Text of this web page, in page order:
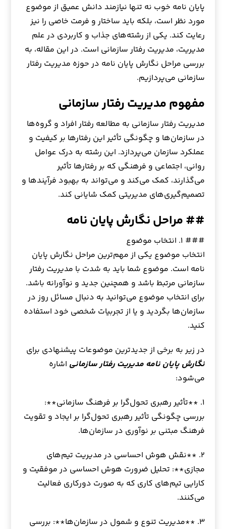
پایان نامه خوب نه تنها نیازمند دانش عمیق از موضوع
مورد نظر است، بلکه باید ساختار و فرمت خاصی را نیز
رعایت کند. یکی از رشته‌های جذاب و کاربردی در علم
مدیریت، مدیریت رفتار سازمانی است. در این مقاله، به
بررسی مراحل نگارش پایان نامه در حوزه مدیریت رفتار
سازمانی می‌پردازیم.
مفهوم مدیریت رفتار سازمانی
مدیریت رفتار سازمانی به مطالعه رفتار افراد و گروه‌ها
در سازمان‌ها و چگونگی تأثیر این رفتارها بر کیفیت و
عملکرد سازمان می‌پردازد. این رشته به درک عوامل
روانی، اجتماعی و فرهنگی که بر رفتارها تأثیر
می‌گذارند، کمک می‌کند و می‌تواند به بهبود فرآیندها و
تصمیم‌گیری‌های مدیریتی کمک شایانی کند.
## مراحل نگارش پایان نامه
### ۱. انتخاب موضوع
انتخاب موضوع یکی از مهم‌ترین مراحل نگارش پایان
نامه است. موضوع شما باید به شدت با مدیریت رفتار
سازمانی مرتبط باشد و همچنین جدید و نوآورانه باشد.
برای انتخاب موضوع می‌توانید به دنبال مسائل روز در
سازمان‌ها بگردید و یا از تجربیات شخصی خود استفاده
کنید.
در زیر به برخی از جدیدترین موضوعات پیشنهادی برای
نگارش پایان نامه مدیریت رفتار سازمانی اشاره
می‌شود:
۱. **تأثیر رهبری تحول‌گرا بر فرهنگ سازمانی**:
بررسی چگونگی تأثیر رهبری تحول‌گرا بر ایجاد و تقویت
فرهنگ مبتنی بر نوآوری در سازمان‌ها.
۲. **نقش هوش احساسی در مدیریت تیم‌های
مجازی**: تحلیل ضرورت هوش احساسی در موفقیت و
کارایی تیم‌های کاری که به صورت دورکاری فعالیت
می‌کنند.
۳. **مدیریت تنوع و شمول در سازمان‌ها**: بررسی